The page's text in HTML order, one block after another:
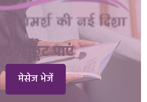
70% छूट पाएं
मेसेज भेजें